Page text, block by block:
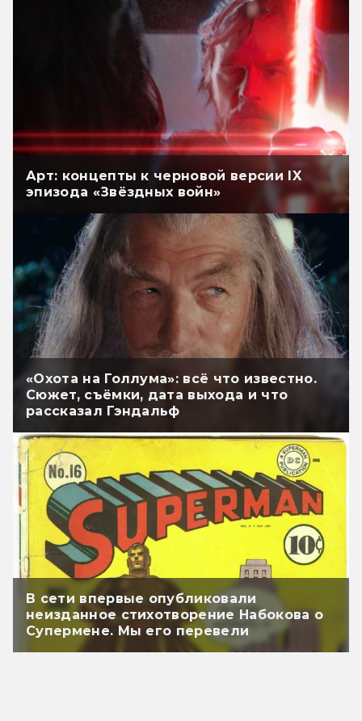
Арт: концепты к черновой версии IX
эпизода «Звёздных войн»
«Охота на Голлума»: всё что известно.
Сюжет, съёмки, дата выхода и что
рассказал Гэндальф
В сети впервые опубликовали
неизданное стихотворение Набокова о
Супермене. Мы его перевели